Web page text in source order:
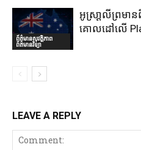
ព័ត៌មានសុវត្ថិភាព
ព័ត៌មានវិទ្យា
អូស្រា្តលីព្រមា
គោលដៅលើ
LEAVE A REPLY